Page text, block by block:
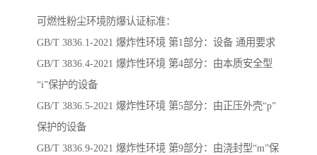
可燃性粉尘环境防爆认证标准：
GB/T 3836.1-2021 爆炸性环境 第1部分：设备 通用要求
GB/T 3836.4-2021 爆炸性环境 第4部分：由本质安全型
“i”保护的设备
GB/T 3836.5-2021 爆炸性环境 第5部分：由正压外壳“p”
保护的设备
GB/T 3836.9-2021 爆炸性环境 第9部分：由浇封型“m”保